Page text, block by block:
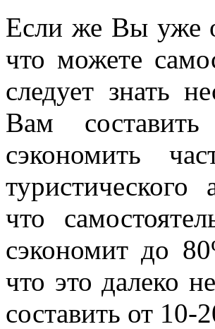
Если же Вы уже
что можете
следует знать
Вам
сэкономить
что
сэкономит до
что это далеко
составить от 10-